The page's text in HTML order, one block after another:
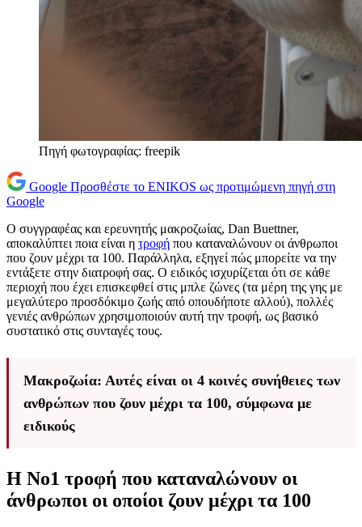
Πηγή φωτογραφίας: freepik
Google Προσθέστε το ENIKOS ως προτιμώμενη πηγή στη
Google
O συγγραφέας και ερευνητής μακροζωίας, Dan Buettner,
αποκαλύπτει ποια είναι η τροφή που καταναλώνουν οι άνθρωποι
που ζουν μέχρι τα 100. Παράλληλα, εξηγεί πώς μπορείτε να την
εντάξετε στην διατροφή σας. Ο ειδικός ισχυρίζεται ότι σε κάθε
περιοχή που έχει επισκεφθεί στις μπλε ζώνες (τα μέρη της γης με
μεγαλύτερο προσδόκιμο ζωής από οπουδήποτε αλλού), πολλές
γενιές ανθρώπων χρησιμοποιούν αυτή την τροφή, ως βασικό
συστατικό στις συνταγές τους.
Μακροζωία: Αυτές είναι οι 4 κοινές συνήθειες των
ανθρώπων που ζουν μέχρι τα 100, σύμφωνα με
ειδικούς
Η Νο1 τροφή που καταναλώνουν οι
άνθρωποι οι οποίοι ζουν μέχρι τα 100